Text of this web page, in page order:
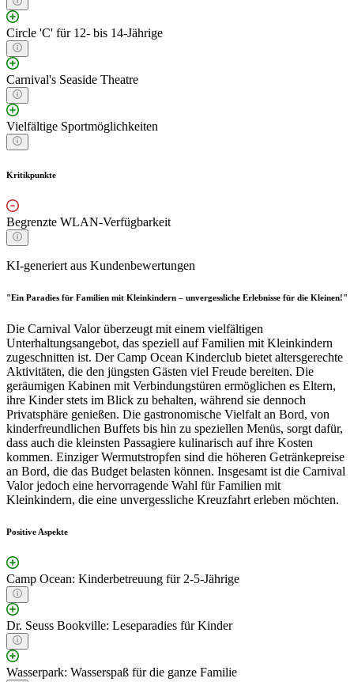
Circle 'C' für 12- bis 14-Jährige
Carnival's Seaside Theatre
Vielfältige Sportmöglichkeiten
Kritikpunkte
Begrenzte WLAN-Verfügbarkeit
KI-generiert aus Kundenbewertungen
"Ein Paradies für Familien mit Kleinkindern – unvergessliche Erlebnisse für die Kleinen!"
Die Carnival Valor überzeugt mit einem vielfältigen
Unterhaltungsangebot, das speziell auf Familien mit Kleinkindern
zugeschnitten ist. Der Camp Ocean Kinderclub bietet altersgerechte
Aktivitäten, die den jüngsten Gästen viel Freude bereiten. Die
geräumigen Kabinen mit Verbindungstüren ermöglichen es Eltern,
ihre Kinder stets im Blick zu behalten, während sie dennoch
Privatsphäre genießen. Die gastronomische Vielfalt an Bord, von
kinderfreundlichen Buffets bis hin zu speziellen Menüs, sorgt dafür,
dass auch die kleinsten Passagiere kulinarisch auf ihre Kosten
kommen. Einziger Wermutstropfen sind die höheren Getränkepreise
an Bord, die das Budget belasten können. Insgesamt ist die Carnival
Valor jedoch eine hervorragende Wahl für Familien mit
Kleinkindern, die eine unvergessliche Kreuzfahrt erleben möchten.
Positive Aspekte
Camp Ocean: Kinderbetreuung für 2-5-Jährige
Dr. Seuss Bookville: Leseparadies für Kinder
Wasserpark: Wasserspaß für die ganze Familie